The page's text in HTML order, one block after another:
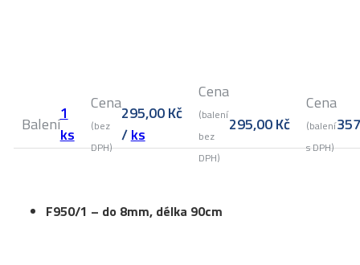
Balení1
ks
Cena
(bez
DPH)
295,00Kč
/ks
Cena
(balení
bez
DPH)
295,00Kč
Cena
(balení
s DPH)
F950/1 – do 8mm, délka 90cm